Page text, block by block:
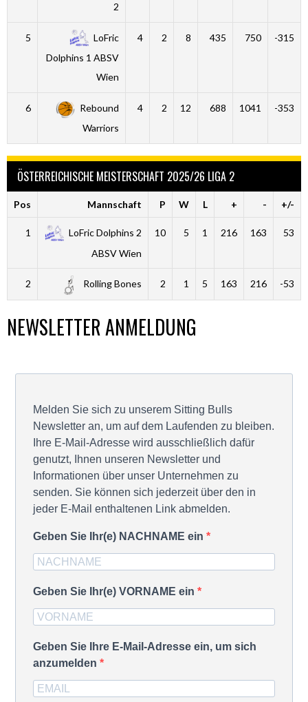
2
5
LoFric
Dolphins 1 ABSV
Wien
4 2 8 435 750 -315
6
Rebound
Warriors
4 2 12 688 1041 -353
ÖSTERREICHISCHE MEISTERSCHAFT 2025/26 LIGA 2
Pos Mannschaft P W L + - +/-
1
LoFric Dolphins 2
ABSV Wien
10 5 1 216 163 53
2 Rolling Bones 2 1 5 163 216 -53
NEWSLETTER ANMELDUNG
Melden Sie sich zu unserem Sitting Bulls
Newsletter an, um auf dem Laufenden zu bleiben.
Ihre E-Mail-Adresse wird ausschließlich dafür
genutzt, Ihnen unseren Newsletter und
Informationen über unser Unternehmen zu
senden. Sie können sich jederzeit über den in
jeder E-Mail enthaltenen Link abmelden.
Geben Sie Ihr(e) NACHNAME ein
Geben Sie Ihr(e) VORNAME ein
Geben Sie Ihre E-Mail-Adresse ein, um sich
anzumelden